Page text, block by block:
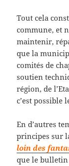
Tout cela
commune, et
maintenir,
que la
comités de
soutien
région, de
c’est possible
En d’autres
principes sur
loin des
que le